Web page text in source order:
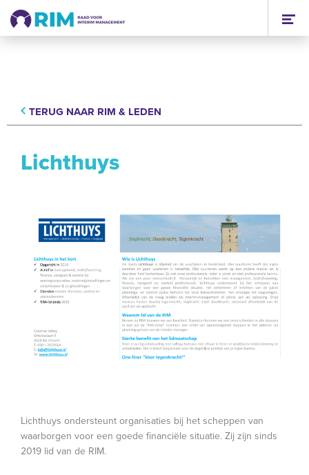
TERUG NAAR RIM & LEDEN
Lichthuys
Lichthuys ondersteunt organisaties bij het scheppen van
waarborgen voor een goede financiële situatie. Zij zijn sinds
2019 lid van de RIM.